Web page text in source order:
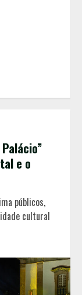
e o
públicos,
cultural